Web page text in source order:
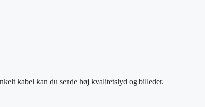
kabel kan du sende høj kvalitetslyd og billeder.